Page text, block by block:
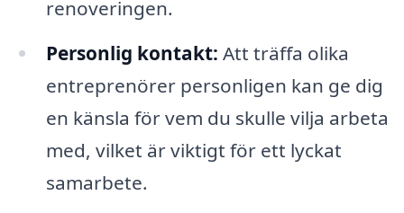
renoveringen.
Personlig kontakt: Att träffa olika
entreprenörer personligen kan ge dig
en känsla för vem du skulle vilja arbeta
med, vilket är viktigt för ett lyckat
samarbete.